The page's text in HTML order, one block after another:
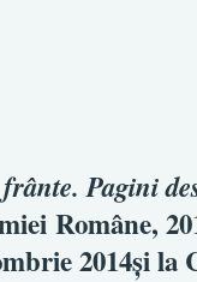
Pagini
Române,
2014şi la